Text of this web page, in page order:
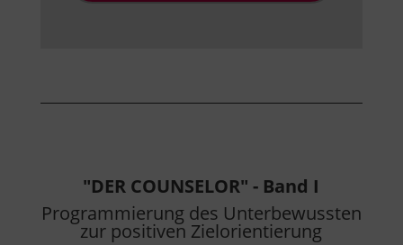
"DER COUNSELOR" - Band I
Programmierung des Unterbewussten
zur positiven Zielorientierung